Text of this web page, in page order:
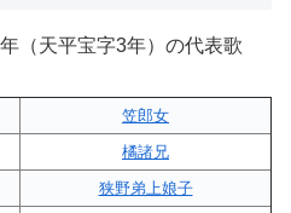
（天平宝字3年）の代表歌
笠郎女
橘諸兄
狭野弟上娘子